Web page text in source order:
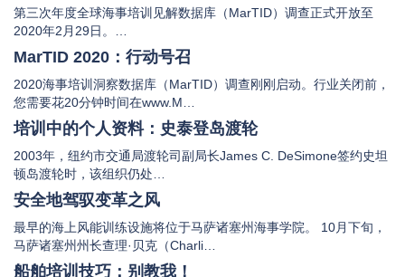
第三次年度全球海事培训见解数据库（MarTID）调查正式开放至
2020年2月29日。…
MarTID 2020：行动号召
2020海事培训洞察数据库（MarTID）调查刚刚启动。行业关闭前，
您需要花20分钟时间在www.M…
培训中的个人资料：史泰登岛渡轮
2003年，纽约市交通局渡轮司副局长James C. DeSimone签约史坦
顿岛渡轮时，该组织仍处…
安全地驾驭变革之风
最早的海上风能训练设施将位于马萨诸塞州海事学院。 10月下旬，
马萨诸塞州州长查理·贝克（Charli…
船舶培训技巧：别教我！